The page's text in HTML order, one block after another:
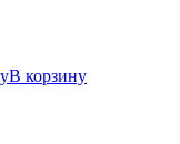
В корзину